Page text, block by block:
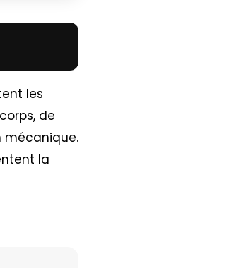
les
de
mécanique.
la